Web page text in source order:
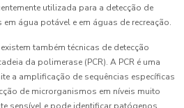
utilizada para a detecção de
água potável e em águas de recreação.
também técnicas de detecção
da polimerase (PCR). A PCR é uma
a amplificação de sequências específicas
de microrganismos em níveis muito